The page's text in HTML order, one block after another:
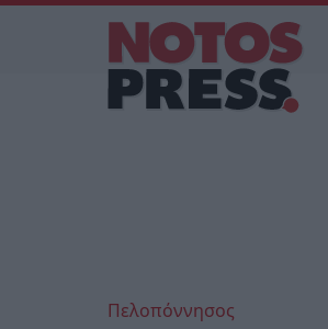
Πελοπόννησος